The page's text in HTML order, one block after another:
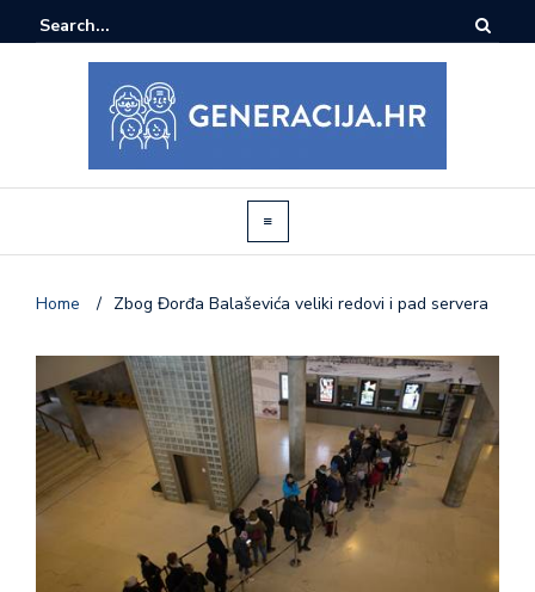
Home / Zbog Đorđa Balaševića veliki redovi i pad servera